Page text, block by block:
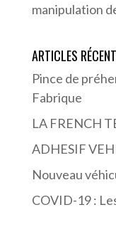
manipulation
ARTICLES
Pince de
Fabrique
LA FRENCH
ADHESIF
Nouveau
COVID-19 :